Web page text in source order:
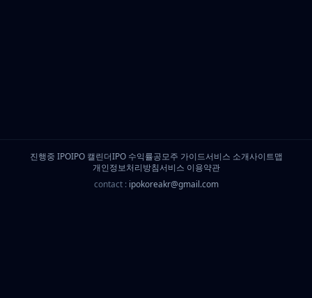
진행중 IPOIPO 캘린더IPO 수익률공모주 가이드서비스 소개사이트맵
개인정보처리방침서비스 이용약관
contact : ipokoreakr@gmail.com